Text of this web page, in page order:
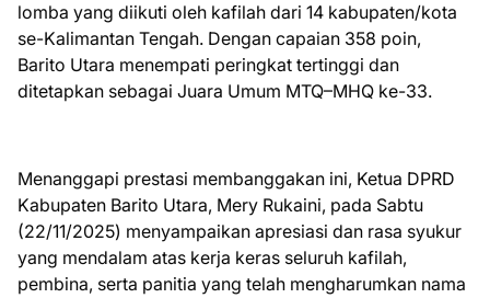
lomba yang diikuti oleh kafilah dari 14 kabupaten/kota
se-Kalimantan Tengah. Dengan capaian 358 poin,
Barito Utara menempati peringkat tertinggi dan
ditetapkan sebagai Juara Umum MTQ–MHQ ke-33.
Menanggapi prestasi membanggakan ini, Ketua DPRD
Kabupaten Barito Utara, Mery Rukaini, pada Sabtu
(22/11/2025) menyampaikan apresiasi dan rasa syukur
yang mendalam atas kerja keras seluruh kafilah,
pembina, serta panitia yang telah mengharumkan nama